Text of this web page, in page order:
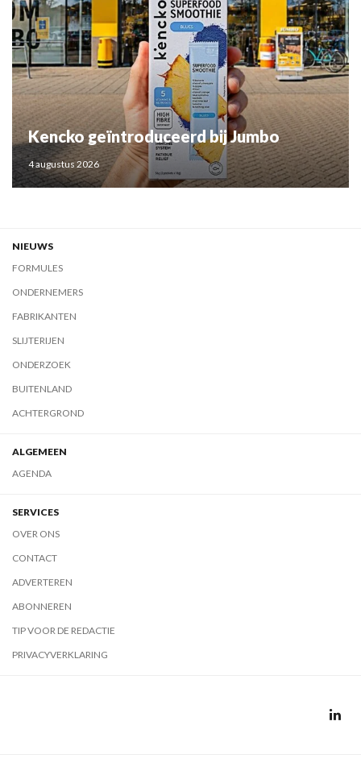
Kencko geïntroduceerd bij Jumbo
4 augustus 2026
NIEUWS
FORMULES
ONDERNEMERS
FABRIKANTEN
SLIJTERIJEN
ONDERZOEK
BUITENLAND
ACHTERGROND
ALGEMEEN
AGENDA
SERVICES
OVER ONS
CONTACT
ADVERTEREN
ABONNEREN
TIP VOOR DE REDACTIE
PRIVACYVERKLARING